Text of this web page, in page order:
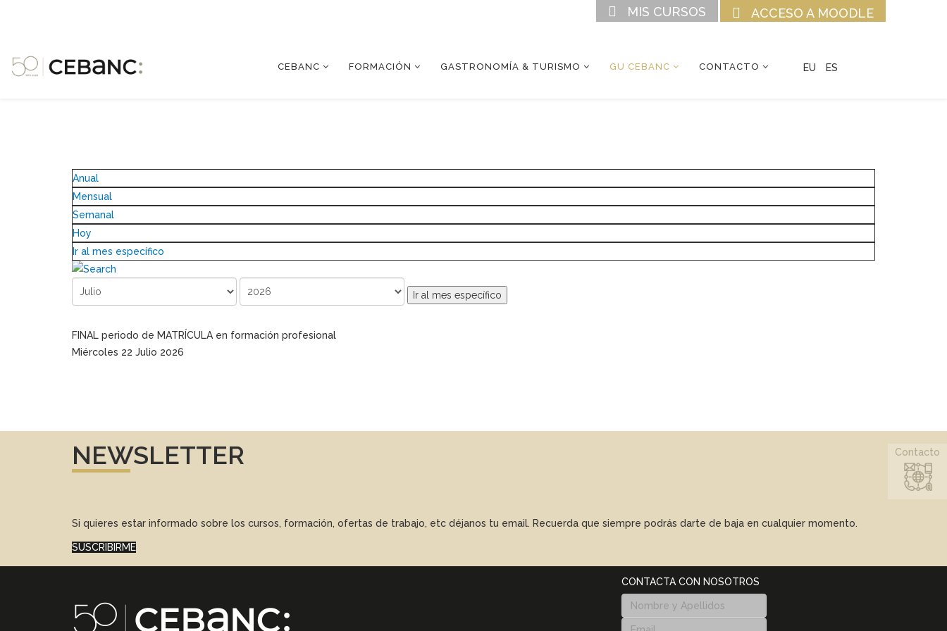
ACCESO A MOODLE
MIS CURSOS
CEBANC FORMACIÓN GASTRONOMÍA & TURISMO GU CEBANC CONTACTO EU ES
Anual
Mensual
Semanal
Hoy
Ir al mes específico
Ir al mes específico
FINAL periodo de MATRÍCULA en formación profesional
Miércoles 22 Julio 2026
NEWSLETTER
Si quieres estar informado sobre los cursos, formación, ofertas de trabajo, etc déjanos tu email. Recuerda que siempre podrás darte de baja en cualquier momento.
SUSCRIBIRME
CONTACTA CON NOSOTROS
Contacto